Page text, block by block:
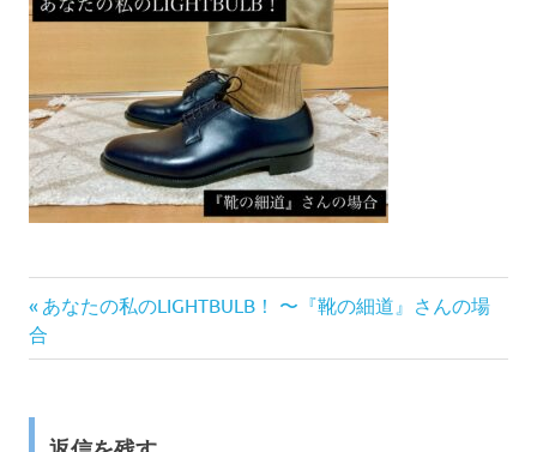
投
稿
ナ
前
の
記
あなたの私のLIGHTBULB！ 〜『靴の細道』さんの場
合